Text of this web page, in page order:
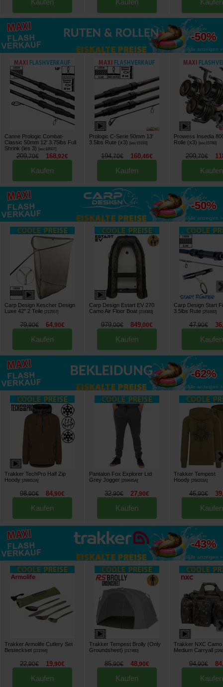
Kaufen Kaufen Kaufen
bis zu
-50%
Alle anzeigen »
Canne Prologic Combat-
Classic 50mm 12' 3.75lbs Full
Shrink (les 3)
[esc18507]
209,70€ 168,92€
Kaufen
Prologic C-Serie 50mm 13'
3.5lbs Rute (x3)
[esc15193]
194,70€ 160,46€
Kaufen
Prowess Insedia
Rolle (x3)
[esc15788]
209,70€
Kaufen
bis zu
-50%
Alle anzeigen »
Carp Design Kescher Design
Luxe 42" 2 Teile [212557]
79,90€ 64,90€
Kaufen
Carp Design Estart EV 270
Camo Air Floor Boat [219383]
979,00€ 849,00€
Kaufen
Carp Design Start
3.5lbs Rute [251692]
47,90€ 36
Kaufen
bis zu
-62%
Alle anzeigen »
Trakker TechPro Half Zip
Hoody
268652A]
98,90€ 84,90€
Kaufen
Pantalon Fox Explorer Ltd
Grey Jogger
269445A]
32,90€ 27,90€
Kaufen
Trakker Tempest
Hoody
268203A]
46,90€ 39
Kaufen
bis zu
-43%
Alle anzeigen »
Trakker Armolife Cutlery Set
Besteckset
221594]
22,90€ 19,90€
Kaufen
Trakker Tempest Brolly (Only
Groundsheet)
217460]
85,90€ 48,90€
Kaufen
Trakker NXC Camo
Medium Carryall
94,90€ 84
Kaufen